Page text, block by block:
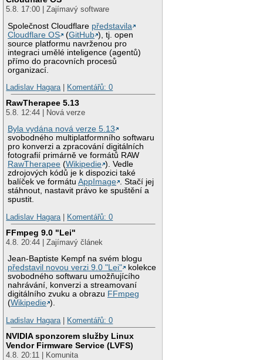
5.8. 17:00 | Zajímavý software
Společnost Cloudflare představila
Cloudflare OS
(GitHub ), tj. open
source platformu navrženou pro
integraci umělé inteligence (agentů)
přímo do pracovních procesů
organizací.
Ladislav Hagara| Komentářů: 0
RawTherapee 5.13
5.8. 12:44 | Nová verze
Byla vydána nová verze 5.13
svobodného multiplatformního softwaru
pro konverzi a zpracování digitálních
fotografií primárně ve formátů RAW
RawTherapee (Wikipedie ). Vedle
zdrojových kódů je k dispozici také
balíček ve formátuAppImage . Stačí jej
stáhnout, nastavit právo ke spuštění a
spustit.
Ladislav Hagara| Komentářů: 0
FFmpeg 9.0 "Lei"
4.8. 20:44 | Zajímavý článek
Jean-Baptiste Kempf na svém blogu
představil novou verzi 9.0 "Lei"
kolekce
svobodného softwaru umožňujícího
nahrávání, konverzi a streamovaní
digitálního zvuku a obrazu FFmpeg
(Wikipedie ).
Ladislav Hagara| Komentářů: 0
NVIDIA sponzorem služby Linux
Vendor Firmware Service (LVFS)
4.8. 20:11 | Komunita